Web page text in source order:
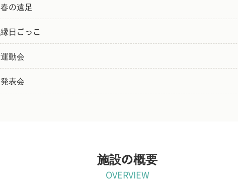
春の遠足
縁日ごっこ
運動会
発表会
施設の概要
OVERVIEW